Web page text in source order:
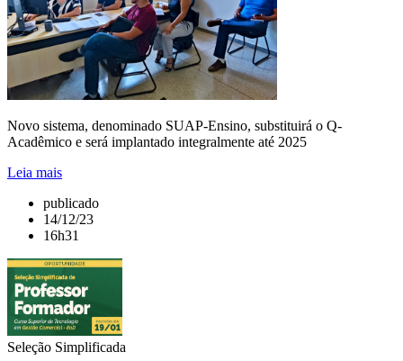
Novo sistema, denominado SUAP-Ensino, substituirá o Q-
Acadêmico e será implantado integralmente até 2025
Leia mais
publicado
14/12/23
16h31
Seleção Simplificada